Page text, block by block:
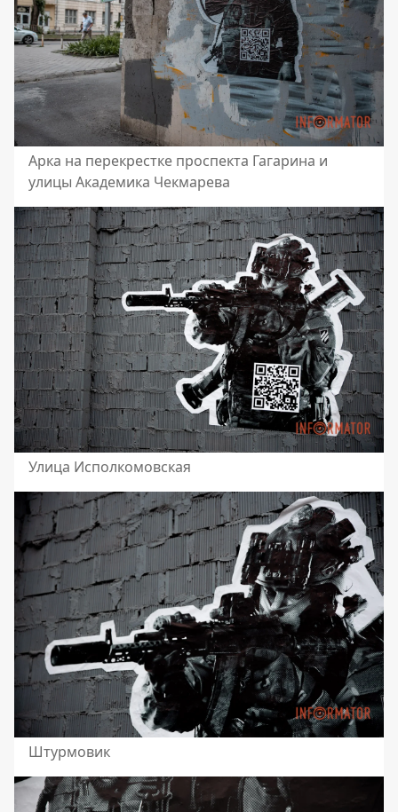
Арка на перекрестке проспекта Гагарина и
улицы Академика Чекмарева
Улица Исполкомовская
Штурмовик